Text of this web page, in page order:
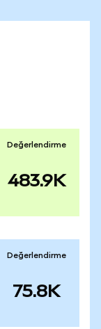
Değerlendirme
483.9K
Değerlendirme
75.8K